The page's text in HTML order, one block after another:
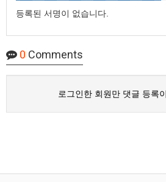
등록된 서명이 없습니다.
0 Comments
로그인한 회원만 댓글 등록